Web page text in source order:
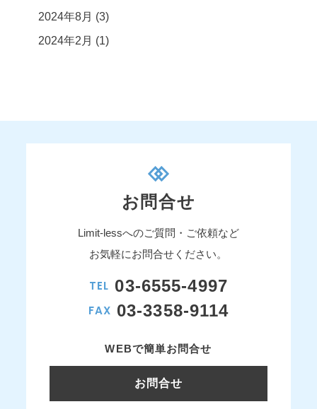
2024年8月 (3)
2024年2月 (1)
お問合せ
Limit-lessへのご質問・ご依頼など
お気軽にお問合せください。
TEL 03-6555-4997
FAX 03-3358-9114
WEBで簡単お問合せ
お問合せ